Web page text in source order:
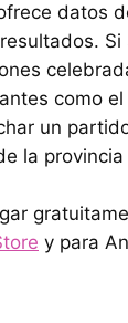
datos
como
un
la
y para